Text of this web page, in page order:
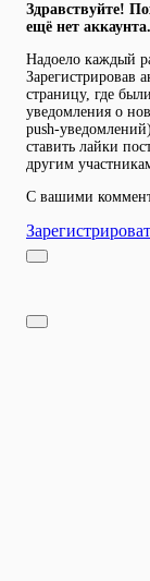
Здравствуйте!
ещё нет аккаунта.
Надоело каждый
Зарегистрировав
страницу, где
уведомления о
push-
ставить лайки
другим
С вашими